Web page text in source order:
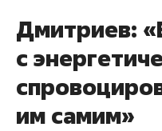
Дмитриев:
с
им самим»